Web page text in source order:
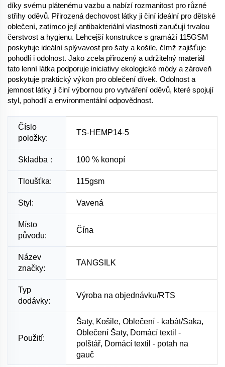
díky svému plátenému vazbu a nabízí rozmanitost pro různé
střihy oděvů. Přirozená dechovost látky ji činí ideální pro dětské
oblečení, zatímco její antibakteriální vlastnosti zaručují trvalou
čerstvost a hygienu. Lehcejší konstrukce s gramáží 115GSM
poskytuje ideální splývavost pro šaty a košile, čímž zajišťuje
pohodlí i odolnost. Jako zcela přirozený a udržitelný materiál
tato lenní látka podporuje iniciativy ekologické módy a zároveň
poskytuje praktický výkon pro oblečení dívek. Odolnost a
jemnost látky ji činí výbornou pro vytváření oděvů, které spojují
styl, pohodlí a environmentální odpovědnost.
Číslo
položky:
TS-HEMP14-5
Skladba： 100 % konopí
Tloušťka: 115gsm
Styl: Vavená
Místo
původu:
Čína
Název
značky:
TANGSILK
Typ
dodávky:
Výroba na objednávku/RTS
Použití:
Šaty, Košile, Oblečení - kabát/Saka,
Oblečení Šaty, Domácí textil -
polštář, Domácí textil - potah na
gauč